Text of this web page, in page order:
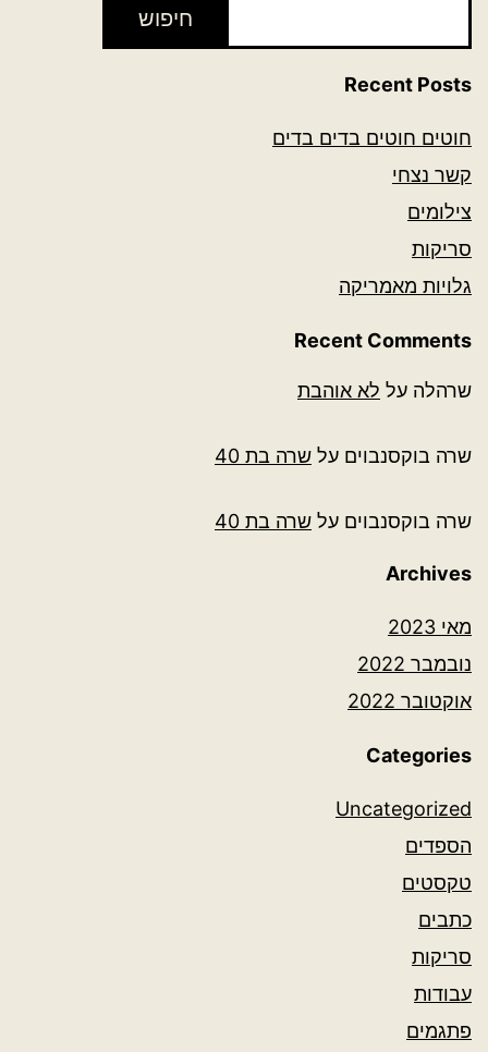
חיפוש
Recent Posts
חוטים חוטים בדים בדים
קשר נצחי
צילומים
סריקות
גלויות מאמריקה
Recent Comments
שרהלה על לא אוהבת
שרה בוקסנבוים על שרה בת 40
שרה בוקסנבוים על שרה בת 40
Archives
מאי 2023
נובמבר 2022
אוקטובר 2022
Categories
Uncategorized
הספדים
טקסטים
כתבים
סריקות
עבודות
פתגמים